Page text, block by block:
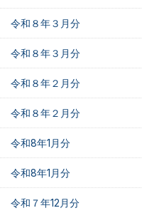
令和８年３月分
令和８年３月分
令和８年２月分
令和８年２月分
令和8年1月分
令和8年1月分
令和７年12月分